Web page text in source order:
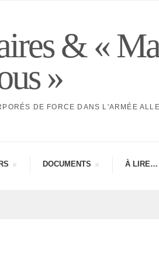
& «
»
DE FORCE DANS L'ARMÉE
DOCU­MENTS À LIRE…